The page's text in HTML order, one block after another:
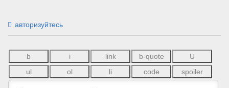
авторизуйтесь